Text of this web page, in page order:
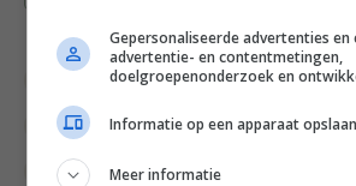
Aardbei recepten
Borrel recepten Drankjes
Gangen Gelegenheid
Gepersonaliseerde advertenties
advertentie- en contentmetingen,
doelgroepenonderzoek en
Informatie op een apparaat
Meer informatie